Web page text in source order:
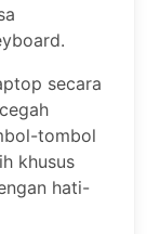
secara
tombol
khusus
hati-